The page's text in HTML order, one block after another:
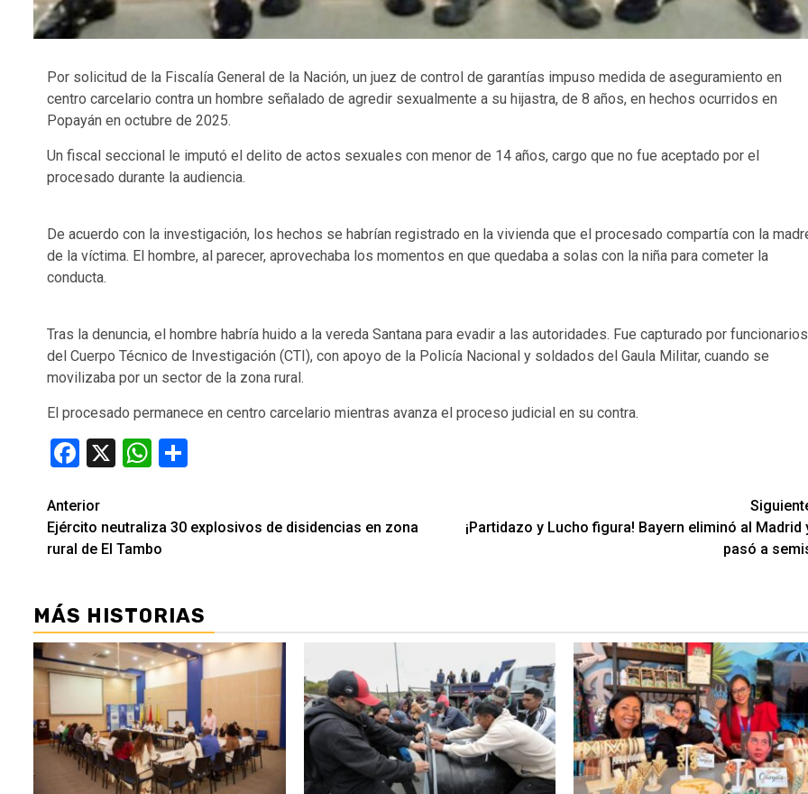
Por solicitud de la Fiscalía General de la Nación, un juez de control de garantías impuso medida de aseguramiento en
centro carcelario contra un hombre señalado de agredir sexualmente a su hijastra, de 8 años, en hechos ocurridos en
Popayán en octubre de 2025.
Un fiscal seccional le imputó el delito de actos sexuales con menor de 14 años, cargo que no fue aceptado por el
procesado durante la audiencia.
De acuerdo con la investigación, los hechos se habrían registrado en la vivienda que el procesado compartía con la
de la víctima. El hombre, al parecer, aprovechaba los momentos en que quedaba a solas con la niña para cometer la
conducta.
Tras la denuncia, el hombre habría huido a la vereda Santana para evadir a las autoridades. Fue capturado por funcionarios
del Cuerpo Técnico de Investigación (CTI), con apoyo de la Policía Nacional y soldados del Gaula Militar, cuando se
movilizaba por un sector de la zona rural.
El procesado permanece en centro carcelario mientras avanza el proceso judicial en su contra.
Facebook
X WhatsApp
Seguir
leyendo
Anterior
Ejército neutraliza 30 explosivos de disidencias en zona
rural de El Tambo
¡Partidazo y Lucho figura! Bayern eliminó al Madrid
pasó a
MÁS HISTORIAS